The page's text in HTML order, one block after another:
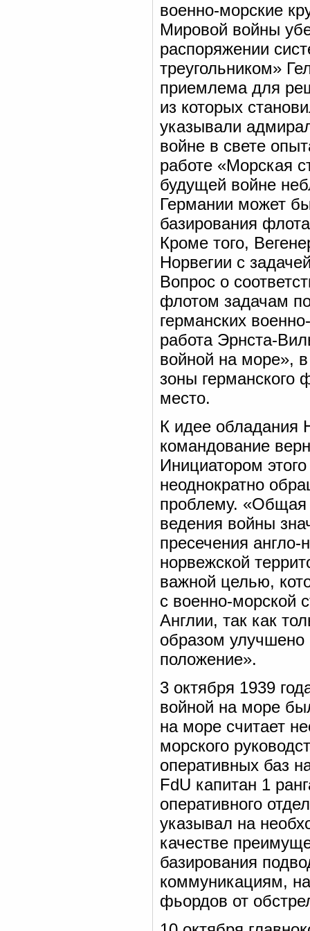
военно-морские
Мировой войны
распоряжении
треугольником»
приемлема для
из которых
указывали
войне в свете
работе «Морская
будущей войне
Германии может
базирования
Кроме того,
Норвегии с
Вопрос о
флотом задачам
германских
работа Эрнста-
войной на море»,
зоны германского
место.
К идее обладания
командование
Инициатором
неоднократно
проблему.
ведения войны
пресечения
норвежской
важной целью,
с военно-морской
Англии, так как
образом улучшено
положение».
3 октября 1939
войной на море
на море считает
морского
оперативных баз
FdU капитан 1
оперативного
указывал на
качестве
базирования
коммуникациям,
фьордов от